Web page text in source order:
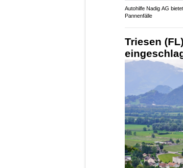
Autohilfe Nadig AG
Pannenfälle
Triesen